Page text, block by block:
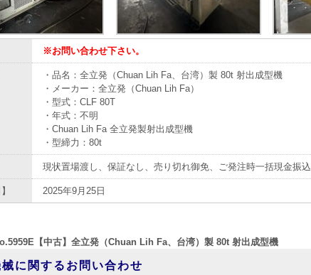
※お問い合わせ下さい。
・品名：全立発（Chuan Lih Fa、台湾）製 80t 射出成型機
・メーカー：全立発（Chuan Lih Fa）
・型式：CLF 80T
・年式：不明
・Chuan Lih Fa 全立発製射出成型機
・型締力：80t
現状置場渡し、保証なし、売り切れ御免、ご発注時一括現金振込
2025年9月25日
【中古】全立発（Chuan Lih Fa、台湾）製 80t 射出成型機
に関するお問い合わせ